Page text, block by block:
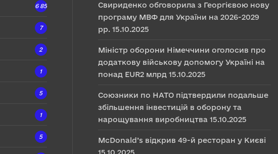
6 857
7
2
1
5
1
5
Свириденко обговорила з Георгієвою нову
програму МВФ для України на 2026-2029
рр. 15.10.2025
Міністр оборони Німеччини оголосив про
додаткову військову допомогу Україні на
понад EUR2 млрд 15.10.2025
Союзники по НАТО підтвердили подальше
збільшення інвестицій в оборону та
нарощування виробництва 15.10.2025
McDonald’s відкрив 49-й ресторан у Києві